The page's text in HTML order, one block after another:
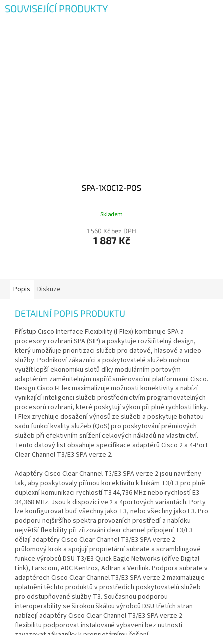
SOUVISEJÍCÍ PRODUKTY
SPA-1XOC12-POS
Skladem
1 560 Kč bez DPH
1 887 Kč
Popis Diskuze
DETAILNÍ POPIS PRODUKTU
Přístup Cisco Interface Flexibility (I-Flex) kombinuje SPA a
procesory rozhraní SPA (SIP) a poskytuje rozšiřitelný design,
který umožňuje prioritizaci služeb pro datové, hlasové a video
služby. Podnikoví zákazníci a poskytovatelé služeb mohou
využít lepší ekonomiku slotů díky modulárním portovým
adaptérům zaměnitelným napříč směrovacími platformami Cisco.
Design Cisco I-Flex maximalizuje možnosti konektivity a nabízí
vynikající inteligenci služeb prostřednictvím programovatelných
procesorů rozhraní, které poskytují výkon při plné rychlosti linky.
I-Flex zrychluje dosažení výnosů ze služeb a poskytuje bohatou
sadu funkcí kvality služeb (QoS) pro poskytování prémiových
služeb při efektivním snížení celkových nákladů na vlastnictví.
Tento datový list obsahuje specifikace adaptérů Cisco 2 a 4-Port
Clear Channel T3/E3 SPA verze 2.
Adaptéry Cisco Clear Channel T3/E3 SPA verze 2 jsou navrženy
tak, aby poskytovaly přímou konektivitu k linkám T3/E3 pro plně
duplexní komunikaci rychlostí T3 44,736 MHz nebo rychlostí E3
34,368 MHz. Jsou k dispozici ve 2 a 4portových variantách. Porty
lze konfigurovat buď všechny jako T3, nebo všechny jako E3. Pro
podporu nejširšího spektra provozních prostředí a nabídku
největší flexibility při zřizování clear channel připojení T3/E3
dělají adaptéry Cisco Clear Channel T3/E3 SPA verze 2
průlomový krok a spojují proprietární subrate a scramblingové
funkce výrobců DSU T3/E3 Quick Eagle Networks (dříve Digital
Link), Larscom, ADC Kentrox, Adtran a Verilink. Podpora subrate v
adaptérech Cisco Clear Channel T3/E3 SPA verze 2 maximalizuje
uplatnění těchto produktů v prostředích poskytovatelů služeb
pro odstupňované služby T3. Současnou podporou
interoperability se širokou škálou výrobců DSU třetích stran
nabízejí adaptéry Cisco Clear Channel T3/E3 SPA verze 2
flexibilitu podporovat instalované vybavení bez nutnosti